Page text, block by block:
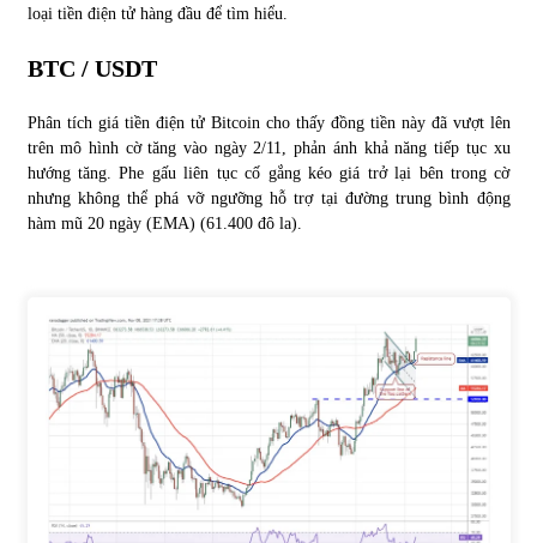
loại tiền điện tử hàng đầu để tìm hiểu.
BTC / USDT
Phân tích giá tiền điện tử Bitcoin cho thấy đồng tiền này đã vượt lên
trên mô hình cờ tăng vào ngày 2/11, phản ánh khả năng tiếp tục xu
hướng tăng. Phe gấu liên tục cố gắng kéo giá trở lại bên trong cờ
nhưng không thể phá vỡ ngưỡng hỗ trợ tại đường trung bình động
hàm mũ 20 ngày (EMA) (61.400 đô la).